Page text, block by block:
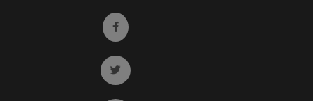
Ir a facebook (abre en ventana nueva)
Ir a twitter (abre en ventana nueva)